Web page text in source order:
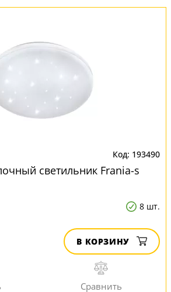
193490
светильник Frania-s
8 шт.
В КОРЗИНУ